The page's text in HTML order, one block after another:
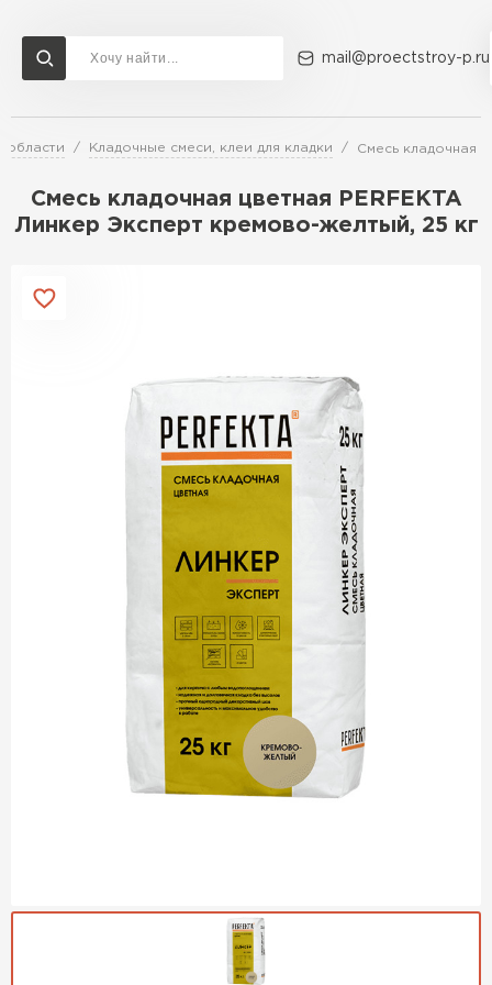
mail@proectstroy-p.ru
области Кладочные смеси, клеи для кладки Смесь кладочная
Смесь кладочная цветная PERFEKTA
Линкер Эксперт кремово-желтый, 25 кг
Доставка и оплата Акции О компании Контакты
Перейти в каталог
Газобетон СК
ПЕРЕЙТИ
Газобетон (ЕвроАэроБетон)
ПЕРЕЙТИ
Газобетон Аэрок
Газобетон Могилевский КСИ
ПЕРЕЙТИ
ПЕРЕЙТИ
Газобетон Бонолит
Газобетон Могилевский КСИ
Газобетон Могилевский
Газобетон Poritep
Газобетон ДСК Грас
Газобетон ВКБлок